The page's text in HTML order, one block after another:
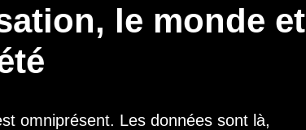
le monde et
omniprésent. Les données sont là,